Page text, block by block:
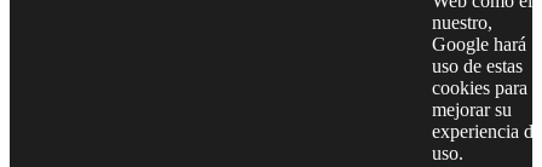
nuestro,
Google hará
uso de estas
cookies para
mejorar su
experiencia de
uso.